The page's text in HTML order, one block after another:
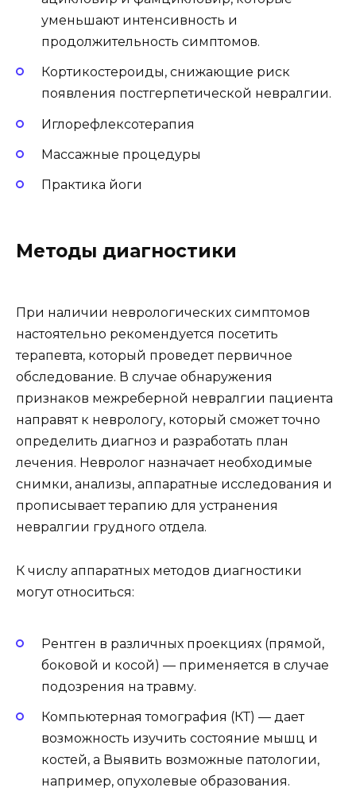
уменьшают интенсивность и
продолжительность симптомов.
Кортикостероиды, снижающие риск
появления постгерпетической невралгии.
Иглорефлексотерапия
Массажные процедуры
Практика йоги
Методы диагностики
При наличии неврологических симптомов
настоятельно рекомендуется посетить
терапевта, который проведет первичное
обследование. В случае обнаружения
признаков межреберной невралгии пациента
направят к неврологу, который сможет точно
определить диагноз и разработать план
лечения. Невролог назначает необходимые
снимки, анализы, аппаратные исследования и
прописывает терапию для устранения
невралгии грудного отдела.
К числу аппаратных методов диагностики
могут относиться:
Рентген в различных проекциях (прямой,
боковой и косой) — применяется в случае
подозрения на травму.
Компьютерная томография (КТ) — дает
возможность изучить состояние мышц и
костей, а Выявить возможные патологии,
например, опухолевые образования.